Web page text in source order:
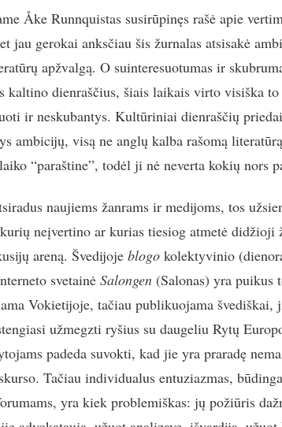
Åke Runnquistas susirūpinęs rašė apie
jau gerokai anksčiau šis žurnalas atsisakė
apžvalgą. O suinteresuotumas ir
kaltino dienraščius, šiais laikais virto visiška
ir neskubantys. Kultūriniai dienraščių
ambicijų, visą ne anglų kalba rašomą
“paraštine”, todėl ji nė neverta kokių nors
naujiems žanrams ir medijoms, tos
neįvertino ar kurias tiesiog atmetė didžioji
areną. Švedijoje blogo kolektyvinio
svetainė Salongen (Salonas) yra puikus
Vokietijoje, tačiau publikuojama
užmegzti ryšius su daugeliu Rytų
padeda suvokti, kad jie yra praradę
Tačiau individualus entuziazmas,
yra kiek problemiškas: jų požiūris